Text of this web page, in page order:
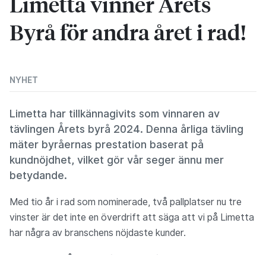
Byrå för andra året i rad!
NYHET
Limetta har tillkännagivits som vinnaren av
tävlingen Årets byrå 2024. Denna årliga tävling
mäter byråernas prestation baserat på
kundnöjdhet, vilket gör vår seger ännu mer
betydande.
Med tio år i rad som nominerade, två pallplatser nu tre
vinster är det inte en överdrift att säga att vi på Limetta
har några av branschens nöjdaste kunder.